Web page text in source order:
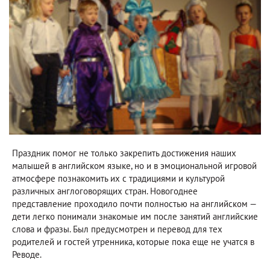
Праздник помог не только закрепить достижения наших
малышей в английском языке, но и в эмоциональной игровой
атмосфере познакомить их с традициями и культурой
различных англоговорящих стран. Новогоднее
представление проходило почти полностью на английском —
дети легко понимали знакомые им после занятий английские
слова и фразы. Был предусмотрен и перевод для тех
родителей и гостей утренника, которые пока еще не учатся в
Реводе.